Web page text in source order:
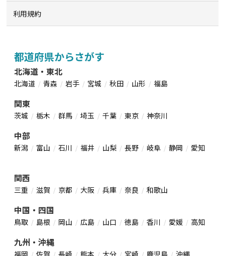
利用規約
都道府県からさがす
北海道・東北
北海道 青森 岩手 宮城 秋田 山形 福島
関東
茨城 栃木 群馬 埼玉 千葉 東京 神奈川
中部
新潟 富山 石川 福井 山梨 長野 岐阜 静岡 愛知
関西
三重 滋賀 京都 大阪 兵庫 奈良 和歌山
中国・四国
鳥取 島根 岡山 広島 山口 徳島 香川 愛媛 高知
九州・沖縄
福岡 佐賀 長崎 熊本 大分 宮崎 鹿児島 沖縄